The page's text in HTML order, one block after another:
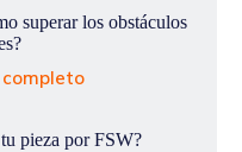
superar los obstáculos
pieza por FSW?